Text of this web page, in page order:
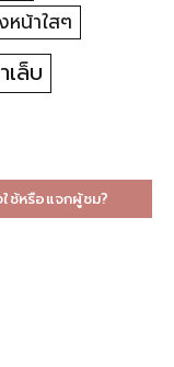
หน้าใสๆ
เล็บ
ช้หรือแจกผู้ชม?